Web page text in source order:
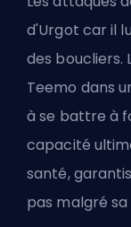
d'Urgot car il
des boucliers.
Teemo dans
à se battre à
capacité
santé,
pas malgré